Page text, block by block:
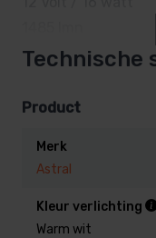
1-2 dagen!
Technische
Product
Merk
Astral
Kleur verlichting
Warm wit